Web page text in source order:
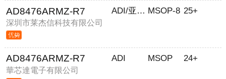
AD8476ARMZ-R7
深圳市莱杰信科技有限公司
ADI/亚德诺 MSOP-8 25+
AD8476ARMZ-R7
華芯達電子有限公司
ADI MSOP 24+